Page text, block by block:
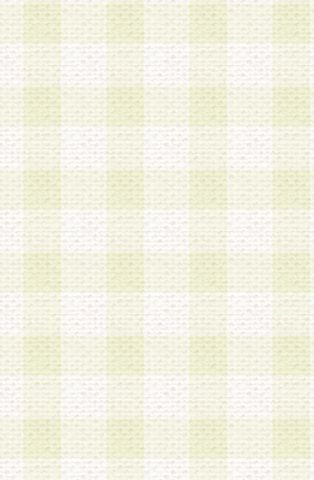
の抹消を、当社が適切
とができるものとします
3.会員登録希望者が18歳
人 である場合は、親権
録を行うものとします。
者については、登録時
権者による承認手続きを
第3条 会員の登録方法
1.会員登録手続きは、会
る登録は一切認められな
2.会員登録希望者は、本
画 面」において、当社
を行うものとします。
会員として本サービスを